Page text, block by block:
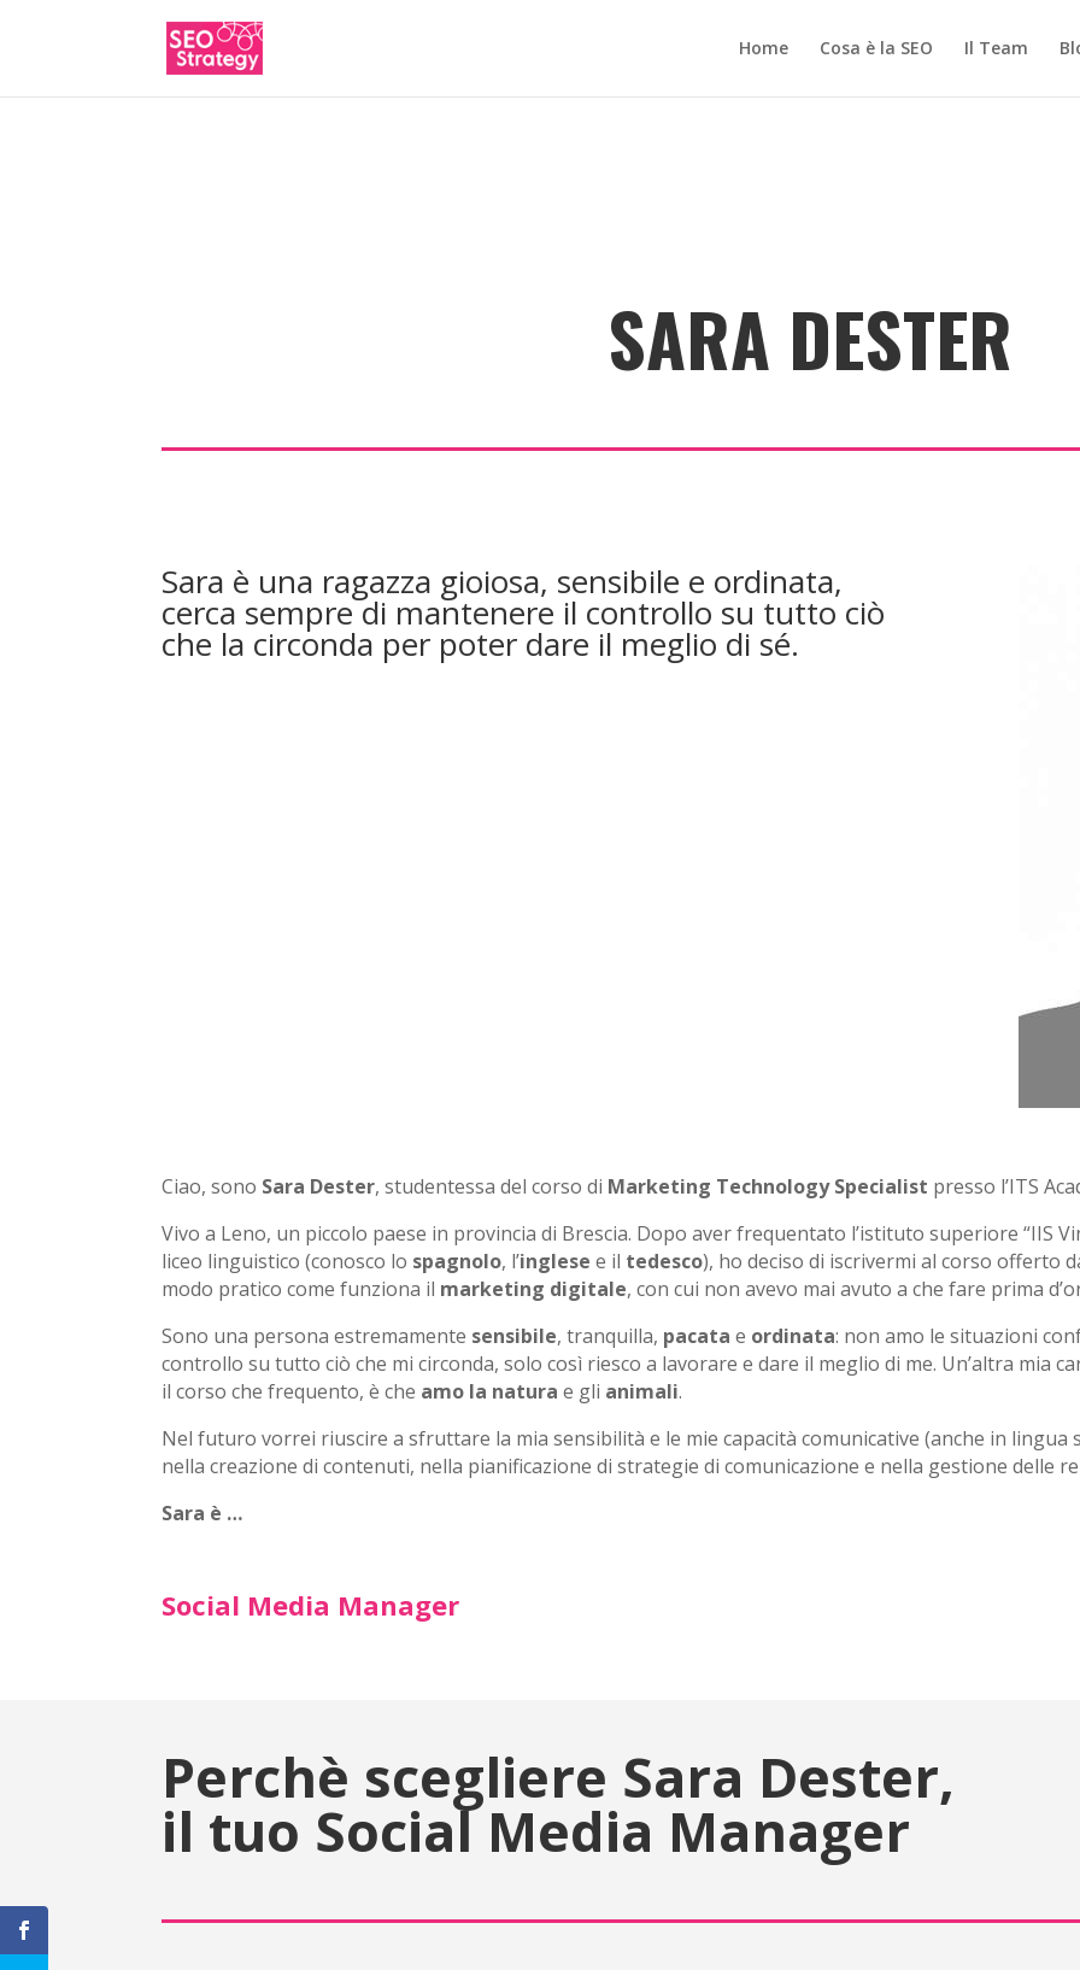
Home Cosa è la SEO Il Team
SARA DESTER
Sara è una ragazza gioiosa, sensibile e ordinata,
cerca sempre di mantenere il controllo su tutto ciò
che la circonda per poter dare il meglio di sé.
Ciao, sono Sara Dester, studentessa del corso di Marketing Technology Specialist presso l’ITS
Vivo a Leno, un piccolo paese in provincia di Brescia. Dopo aver frequentato l’istituto superiore “IIS
liceo linguistico (conosco lo spagnolo, l’inglese e il tedesco), ho deciso di iscrivermi al corso offerto
modo pratico come funziona il marketing digitale, con cui non avevo mai avuto a che fare prima
Sono una persona estremamente sensibile, tranquilla, pacata e ordinata: non amo le situazioni
controllo su tutto ciò che mi circonda, solo così riesco a lavorare e dare il meglio di me. Un’altra mia
il corso che frequento, è che amo la natura e gli animali.
Nel futuro vorrei riuscire a sfruttare la mia sensibilità e le mie capacità comunicative (anche in lingua
nella creazione di contenuti, nella pianificazione di strategie di comunicazione e nella gestione delle
Sara è …
Social Media Manager
Perchè scegliere Sara Dester,
il tuo Social Media Manager